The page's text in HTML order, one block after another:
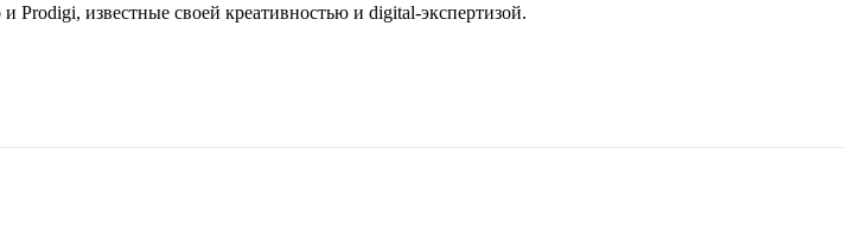
Prodigi, известные своей креативностью и digital-экспертизой.